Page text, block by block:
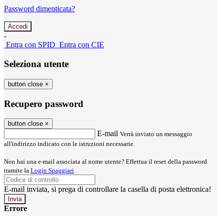
Password dimenticata?
-
Entra con SPID Entra con CIE
Seleziona utente
button close ×
Recupero password
button close ×
E-mail Verrà inviato un messaggio
all'indirizzo indicato con le istruzioni necessarie.
Non hai una e-mail associata al nome utente? Effettua il reset della password
tramite la Login Spaggiari
E-mail inviata, si prega di controllare la casella di posta elettronica!
Errore